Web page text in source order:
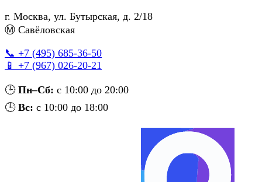
г. Москва, ул. Бутырская, д. 2/18
Ⓜ Савёловская
📞 +7 (495) 685‑36‑50
📱 +7 (967) 026‑20‑21
🕒 Пн–Сб: с 10:00 до 20:00
🕒 Вс: с 10:00 до 18:00